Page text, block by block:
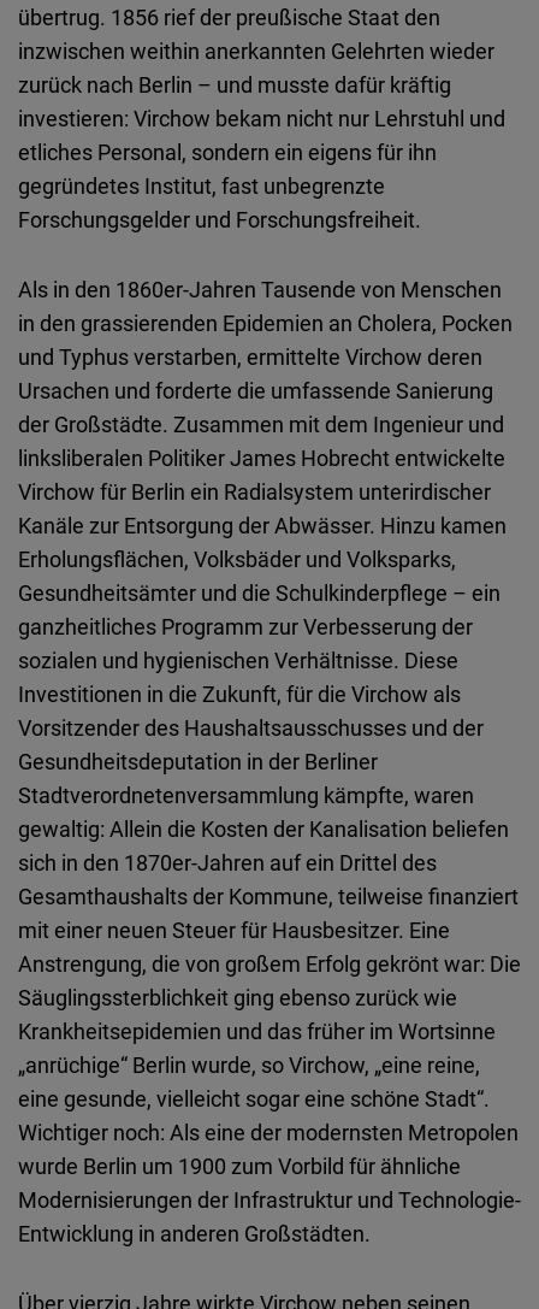
übertrug. 1856 rief der preußische Staat den
inzwischen weithin anerkannten Gelehrten wieder
zurück nach Berlin – und musste dafür kräftig
investieren: Virchow bekam nicht nur Lehrstuhl und
etliches Personal, sondern ein eigens für ihn
gegründetes Institut, fast unbegrenzte
Forschungsgelder und Forschungsfreiheit.
Als in den 1860er-Jahren Tausende von Menschen
in den grassierenden Epidemien an Cholera, Pocken
und Typhus verstarben, ermittelte Virchow deren
Ursachen und forderte die umfassende Sanierung
der Großstädte. Zusammen mit dem Ingenieur und
linksliberalen Politiker James Hobrecht entwickelte
Virchow für Berlin ein Radialsystem unterirdischer
Kanäle zur Entsorgung der Abwässer. Hinzu kamen
Erholungsflächen, Volksbäder und Volksparks,
Gesundheitsämter und die Schulkinderpflege – ein
ganzheitliches Programm zur Verbesserung der
sozialen und hygienischen Verhältnisse. Diese
Investitionen in die Zukunft, für die Virchow als
Vorsitzender des Haushaltsausschusses und der
Gesundheitsdeputation in der Berliner
Stadtverordnetenversammlung kämpfte, waren
gewaltig: Allein die Kosten der Kanalisation beliefen
sich in den 1870er-Jahren auf ein Drittel des
Gesamthaushalts der Kommune, teilweise finanziert
mit einer neuen Steuer für Hausbesitzer. Eine
Anstrengung, die von großem Erfolg gekrönt war: Die
Säuglingssterblichkeit ging ebenso zurück wie
Krankheitsepidemien und das früher im Wortsinne
„anrüchige“ Berlin wurde, so Virchow, „eine reine,
eine gesunde, vielleicht sogar eine schöne Stadt“.
Wichtiger noch: Als eine der modernsten Metropolen
wurde Berlin um 1900 zum Vorbild für ähnliche
Modernisierungen der Infrastruktur und Technologie-
Entwicklung in anderen Großstädten.
Über vierzig Jahre wirkte Virchow neben seinen